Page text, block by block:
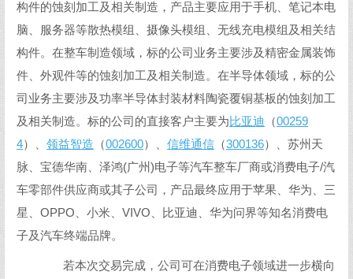
构件的蚀刻加工及相关制造，产品主要应用于手机、笔记本电
脑、服务器等散热模组、摄像头模组、无线充电模组及相关结
构件。在整车制造领域，标的公司业务主要涉及精密金属装饰
件、外观件等的蚀刻加工及相关制造。在半导体领域，标的公
司业务主要涉及功率半导体封装材料陶瓷覆铜基板的蚀刻加工
及相关制造。标的公司的直接客户主要为比亚迪 （00259
4）、 领益智造 （002600）、 信维通信 （300136）、苏州天
脉、宝德华南、泽鸿(广州)电子等汽车整车厂商或消费电子/汽
车零部件供应商或其子公司，产品最终应用于苹果、华为、三
星、OPPO、小米、VIVO、比亚迪、华为问界等知名消费电
子及汽车终端品牌。
若本次交易完成，公司可在消费电子领域进一步横向